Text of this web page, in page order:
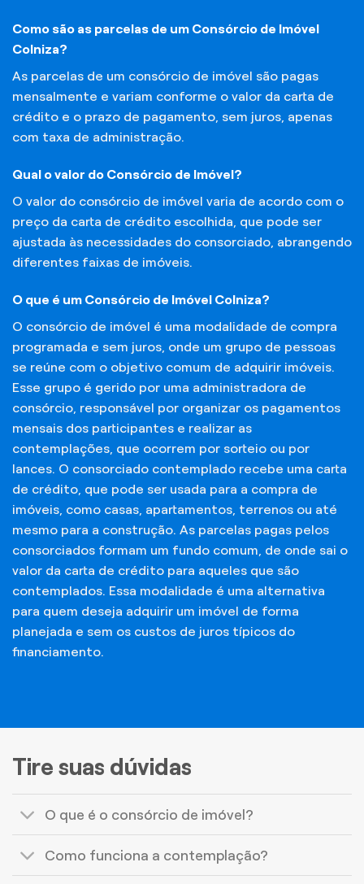
Como são as parcelas de um Consórcio de Imóvel
Colniza?
As parcelas de um consórcio de imóvel são pagas
mensalmente e variam conforme o valor da carta de
crédito e o prazo de pagamento, sem juros, apenas
com taxa de administração.
Qual o valor do Consórcio de Imóvel?
O valor do consórcio de imóvel varia de acordo com o
preço da carta de crédito escolhida, que pode ser
ajustada às necessidades do consorciado, abrangendo
diferentes faixas de imóveis.
O que é um Consórcio de Imóvel Colniza?
O consórcio de imóvel é uma modalidade de compra
programada e sem juros, onde um grupo de pessoas
se reúne com o objetivo comum de adquirir imóveis.
Esse grupo é gerido por uma administradora de
consórcio, responsável por organizar os pagamentos
mensais dos participantes e realizar as
contemplações, que ocorrem por sorteio ou por
lances. O consorciado contemplado recebe uma carta
de crédito, que pode ser usada para a compra de
imóveis, como casas, apartamentos, terrenos ou até
mesmo para a construção. As parcelas pagas pelos
consorciados formam um fundo comum, de onde sai o
valor da carta de crédito para aqueles que são
contemplados. Essa modalidade é uma alternativa
para quem deseja adquirir um imóvel de forma
planejada e sem os custos de juros típicos do
financiamento.
Tire suas dúvidas
O que é o consórcio de imóvel?
Como funciona a contemplação?